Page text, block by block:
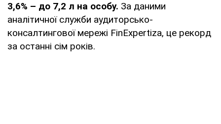
3,6% – до 7,2 л на особу. За даними
аналітичної служби аудиторсько-
консалтингової мережі FinExpertiza, це рекорд
за останні сім років.